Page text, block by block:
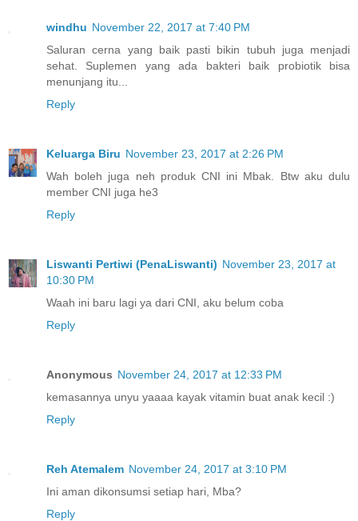
windhu November 22, 2017 at 7:40 PM
Saluran cerna yang baik pasti bikin tubuh juga menjadi
sehat. Suplemen yang ada bakteri baik probiotik bisa
menunjang itu...
Reply
Keluarga Biru November 23, 2017 at 2:26 PM
Wah boleh juga neh produk CNI ini Mbak. Btw aku dulu
member CNI juga he3
Reply
Liswanti Pertiwi (PenaLiswanti) November 23, 2017 at
10:30 PM
Waah ini baru lagi ya dari CNI, aku belum coba
Reply
Anonymous November 24, 2017 at 12:33 PM
kemasannya unyu yaaaa kayak vitamin buat anak kecil :)
Reply
Reh Atemalem November 24, 2017 at 3:10 PM
Ini aman dikonsumsi setiap hari, Mba?
Reply